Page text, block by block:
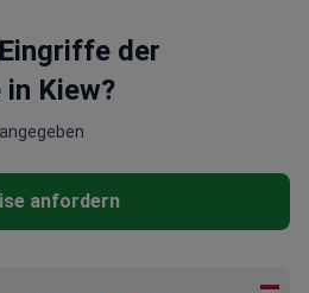
der
Kiew?
anfordern